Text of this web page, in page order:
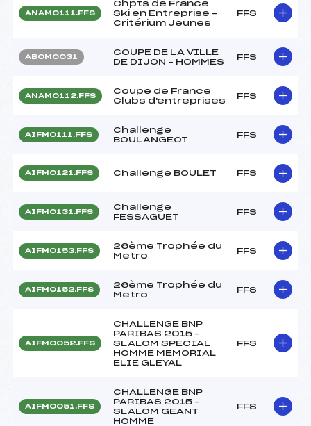
ANAM0111.FFS
Chpts de France
Ski en Entreprise –
Critérium Jeunes
FFS
ABOM0031
COUPE DE LA VILLE
DE DIJON – HOMMES
FFS
ANAM0112.FFS
Coupe de France
Clubs d'entreprises
FFS
AIFM0111.FFS
Challenge
BOULANGEOT
FFS
AIFM0121.FFS Challenge BOULET FFS
AIFM0131.FFS
Challenge
FESSAGUET
FFS
AIFM0153.FFS
26ème Trophée du
Metro
FFS
AIFM0152.FFS
26ème Trophée du
Metro
FFS
AIFM0052.FFS
CHALLENGE BNP
PARIBAS 2015 –
SLALOM SPECIAL
HOMME MEMORIAL
ELIE GLEYAL
FFS
AIFM0051.FFS
CHALLENGE BNP
PARIBAS 2015 –
SLALOM GEANT
HOMME
FFS